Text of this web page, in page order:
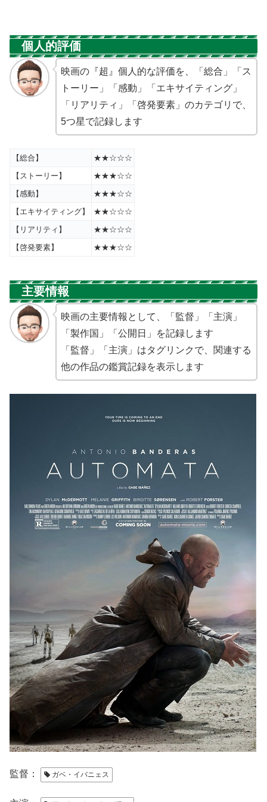
個人的評価
映画の『超』個人的な評価を、「総合」「ス
トーリー」「感動」「エキサイティング」
「リアリティ」「啓発要素」のカテゴリで、
5つ星で記録します
【総合】
★★☆☆☆
【ストーリー】
★★★☆☆
【感動】
★★★☆☆
【エキサイティング】
★★☆☆☆
【リアリティ】
★★☆☆☆
【啓発要素】
★★★☆☆
主要情報
映画の主要情報として、「監督」「主演」
「製作国」「公開日」を記録します
「監督」「主演」はタグリンクで、関連する
他の作品の鑑賞記録を表示します
監督： ガベ・イバニェス